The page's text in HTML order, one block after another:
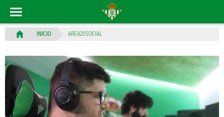
INICIO AREA20SOCIAL